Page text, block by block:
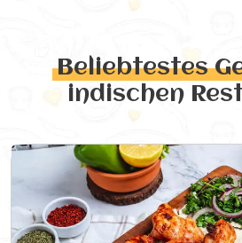
Beliebtestes
indischen